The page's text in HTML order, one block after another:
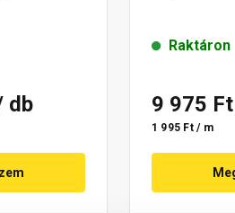
db
Raktáron
9 975 Ft
1 995 Ft / m